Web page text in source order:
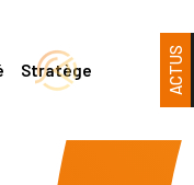
Stratège ACTUS